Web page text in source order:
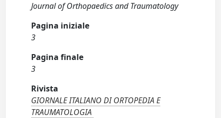
Journal of Orthopaedics and Traumatology
Pagina iniziale
3
Pagina finale
3
Rivista
GIORNALE ITALIANO DI ORTOPEDIA E
TRAUMATOLOGIA